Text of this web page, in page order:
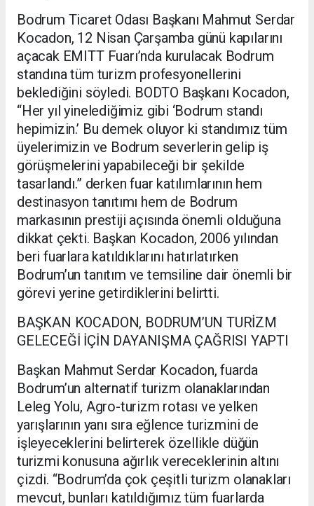
Bodrum Ticaret Odası Başkanı Mahmut Serdar
Kocadon, 12 Nisan Çarşamba günü kapılarını
açacak EMITT Fuarı’nda kurulacak Bodrum
standına tüm turizm profesyonellerini
beklediğini söyledi. BODTO Başkanı Kocadon,
“Her yıl yinelediğimiz gibi ‘Bodrum standı
hepimizin.’ Bu demek oluyor ki standımız tüm
üyelerimizin ve Bodrum severlerin gelip iş
görüşmelerini yapabileceği bir şekilde
tasarlandı.” derken fuar katılımlarının hem
destinasyon tanıtımı hem de Bodrum
markasının prestiji açısında önemli olduğuna
dikkat çekti. Başkan Kocadon, 2006 yılından
beri fuarlara katıldıklarını hatırlatırken
Bodrum’un tanıtım ve temsiline dair önemli bir
görevi yerine getirdiklerini belirtti.
BAŞKAN KOCADON, BODRUM’UN TURİZM
GELECEĞİ İÇİN DAYANIŞMA ÇAĞRISI YAPTI
Başkan Mahmut Serdar Kocadon, fuarda
Bodrum’un alternatif turizm olanaklarından
Leleg Yolu, Agro-turizm rotası ve yelken
yarışlarının yanı sıra eğlence turizmini de
işleyeceklerini belirterek özellikle düğün
turizmi konusuna ağırlık vereceklerinin altını
çizdi. “Bodrum’da çok çeşitli turizm olanakları
mevcut, bunları katıldığımız tüm fuarlarda